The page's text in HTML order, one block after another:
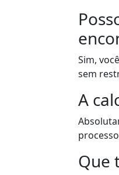
Sim,
sem
A
Que